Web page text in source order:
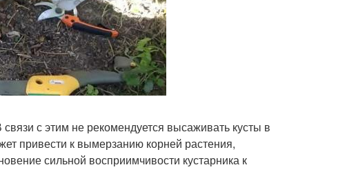
с этим не рекомендуется высаживать кусты в
привести к вымерзанию корней растения,
сильной восприимчивости кустарника к